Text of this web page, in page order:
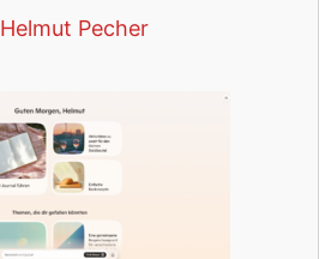
Helmut Pecher